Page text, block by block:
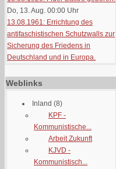
Do, 13. Aug. 00:00 Uhr
13.08.1961: Errichtung des
antifaschistischen Schutzwalls zur
Sicherung des Friedens in
Deutschland und in Europa.
Weblinks
Inland (8)
KPF -
Kommunistische...
Arbeit Zukunft
KJVD -
Kommunistisch...